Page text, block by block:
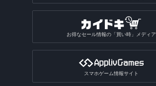
お得なセール情報の「買い時」メディア
スマホゲーム情報サイト